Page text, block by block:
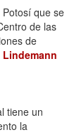
que se
de las
de
tiene un
la